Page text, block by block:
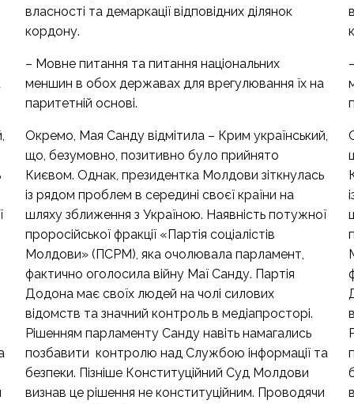
власності та демаркації відповідних ділянок
кордону.
– Мовне питання та питання національних
меншин в обох державах для врегулювання їх на
паритетній основі.
Окремо, Мая Санду відмітила – Крим український,
що, безумовно, позитивно було прийнято
Києвом. Однак, президентка Молдови зіткнулась
із рядом проблем в середині своєї країни на
шляху зближення з Україною. Наявність потужної
проросійської фракції «Партія соціалістів
Молдови» (ПСРМ), яка очолювала парламент,
фактично оголосила війну Маї Санду. Партія
Додона має своїх людей на чолі силових
відомств та значний контроль в медіапросторі.
Рішенням парламенту Санду навіть намагались
позбавити контролю над Службою інформації та
безпеки. Пізніше Конституційний Суд Молдови
визнав це рішення не конституційним. Проводячи